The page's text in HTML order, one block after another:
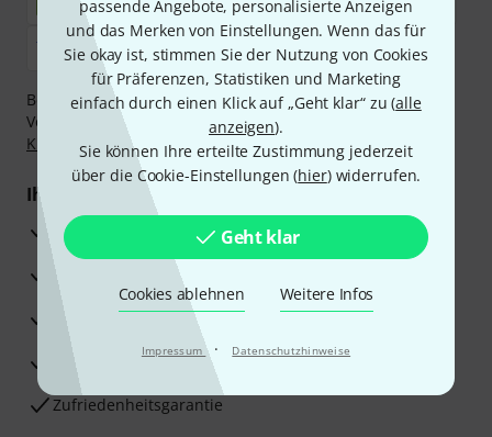
passende Angebote, personalisierte Anzeigen
und das Merken von Einstellungen. Wenn das für
Sie okay ist, stimmen Sie der Nutzung von Cookies
für Präferenzen, Statistiken und Marketing
einfach durch einen Klick auf „Geht klar“ zu (alle
anzeigen).
Sie können Ihre erteilte Zustimmung jederzeit
über die Cookie-Einstellungen (hier) widerrufen.
Geht klar
Cookies ablehnen Weitere Infos
Impressum · Datenschutzhinweise
Bezahlen Sie vertraulich und sicher per Nachnahme,
Vorkasse, PayPal, Amazon Pay,Klarna Sofort bezahlen
Klarna Ratenzahlungoder Kreditkarte.
Ihre Vorteile
3 Jahre Thomann Garantie
30 Tage Money-Back-Garantie
Reparaturservice
Beratung durch Fachexperten
Zufriedenheitsgarantie